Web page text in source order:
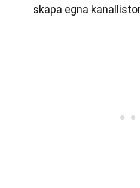
skapa egna